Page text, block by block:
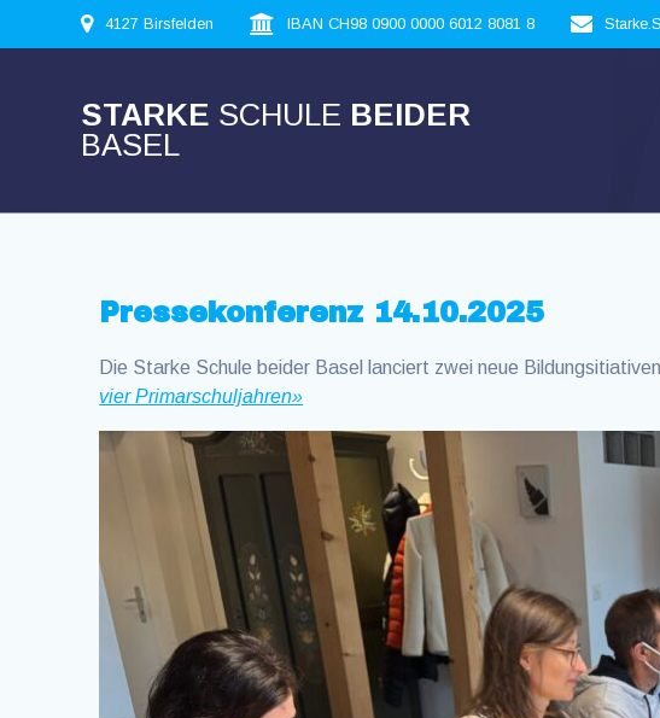
4127 Birsfelden IBAN CH98 0900 0000 6012 8081 8
STARKE SCHULE BEIDER
BASEL
Pressekonferenz 14.10.2025
Die Starke Schule beider Basel lanciert zwei neue
vier Primarschuljahren»